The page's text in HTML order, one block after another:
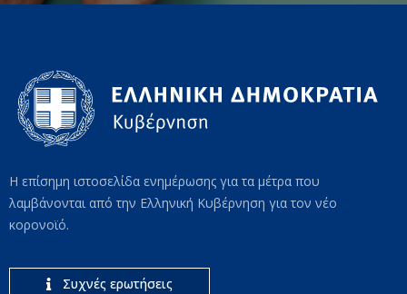
Η επίσημη ιστοσελίδα ενημέρωσης για τα μέτρα που
λαμβάνονται από την Ελληνική Κυβέρνηση για τον νέο
κορονοϊό.
Συχνές ερωτήσεις